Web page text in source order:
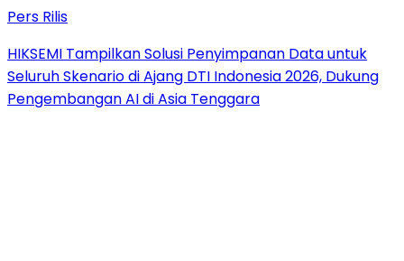
Pers Rilis
HIKSEMI Tampilkan Solusi Penyimpanan Data untuk
Seluruh Skenario di Ajang DTI Indonesia 2026, Dukung
Pengembangan AI di Asia Tenggara